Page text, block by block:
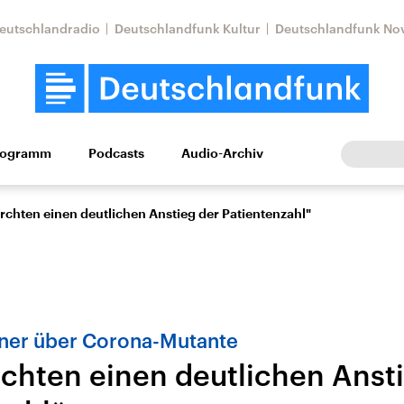
Deutschlandfunk Kultur Deutschlandfunk
Wissen Kultur Europa
Nahostkonflikt
Iran
Podcasts Audio-Archiv
einen deutlichen Anstieg der Patientenzahl"
über Corona-Mutante
einen deutlichen